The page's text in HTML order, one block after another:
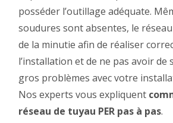
posséder l’outillage adéquate.
soudures sont absentes, le réseau
de la minutie afin de réaliser
l’installation et de ne pas avoir de
gros problèmes avec votre
Nos experts vous expliquent
réseau de tuyau PER pas à pas.